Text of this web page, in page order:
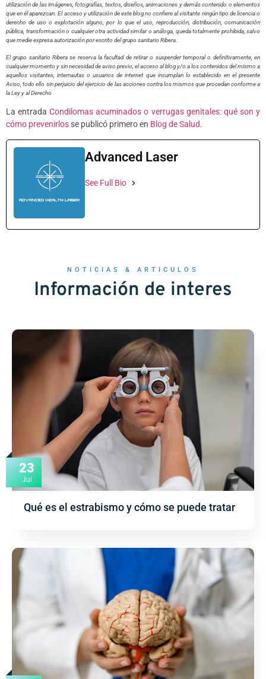
utilización de las imágenes, fotografías, textos, diseños, animaciones y demás contenido o elementos
que en él aparezcan. El acceso y utilización de este blog no confiere al visitante ningún tipo de licencia o
derecho de uso o explotación alguno, por lo que el uso, reproducción, distribución, comunicación
pública, transformación o cualquier otra actividad similar o análoga, queda totalmente prohibida, salvo
que medie expresa autorización por escrito del grupo sanitario Ribera.
El grupo sanitario Ribera se reserva la facultad de retirar o suspender temporal o definitivamente, en
cualquier momento y sin necesidad de aviso previo, el acceso al blog y/o a los contenidos del mismo a
aquellos visitantes, internautas o usuarios de internet que incumplan lo establecido en el presente
Aviso, todo ello sin perjuicio del ejercicio de las acciones contra los mismos que procedan conforme a
la Ley y al Derecho
La entradaCondilomas acuminados o verrugas genitales: qué son y
cómo prevenirlosse publicó primero en Blog de Salud.
Advanced Laser
See Full Bio
NOTICIAS & ARTICULOS
Información de interes
23
Jul
Qué es el estrabismo y cómo se puede tratar